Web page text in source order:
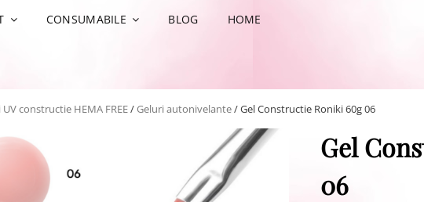
CONSUMABILE BLOG HOME
constructie HEMA FREE/Geluri autonivelante/ Gel Constructie Roniki 60g 06
Gel
06